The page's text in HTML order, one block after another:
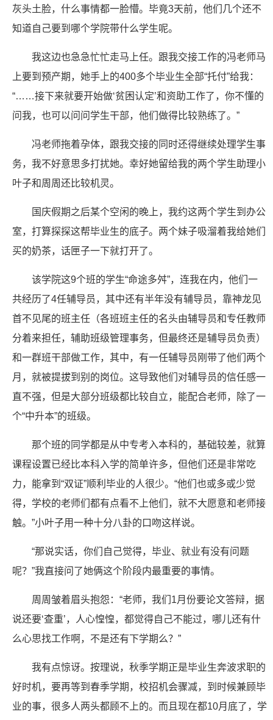
灰头土脸，什么事情都一脸懵。毕竟3天前，他们几个还不
知道自己要到哪个学院带什么学生呢。
我这边也急急忙忙走马上任。跟我交接工作的冯老师马
上要到预产期，她手上的400多个毕业生全部“托付”给我：
“……接下来就要开始做‘贫困认定’和资助工作了，你不懂的
问我，也可以问问学生干部，他们做得比较熟练了。”
冯老师拖着孕体，跟我交接的同时还得继续处理学生事
务，我不好意思多打扰她。幸好她留给我的两个学生助理小
叶子和周周还比较机灵。
国庆假期之后某个空闲的晚上，我约这两个学生到办公
室，打算探探这帮毕业生的底子。两个妹子吸溜着我给她们
买的奶茶，话匣子一下就打开了。
该学院这9个班的学生“命途多舛”，连我在内，他们一
共经历了4任辅导员，其中还有半年没有辅导员，靠神龙见
首不见尾的班主任（各班班主任的名头由辅导员和专任教师
分着来担任，辅助班级管理事务，但最终还是辅导员负责）
和一群班干部做工作，其中，有一任辅导员刚带了他们两个
月，就被提拔到别的岗位。这导致他们对辅导员的信任感一
直不强，但是大部分班级都比较自立，能配合老师，除了一
个“中升本”的班级。
那个班的同学都是从中专考入本科的，基础较差，就算
课程设置已经比本科入学的简单许多，但他们还是非常吃
力，能拿到“双证”顺利毕业的人很少。“他们也或多或少觉
得，学校的老师们都有点看不上他们，就不大愿意和老师接
触。”小叶子用一种十分八卦的口吻这样说。
“那说实话，你们自己觉得，毕业、就业有没有问题
呢？”我直接问了她俩这个阶段内最重要的事情。
周周皱着眉头抱怨：“老师，我们1月份要论文答辩，据
说还要‘查重’，人心惶惶，都觉得自己不能过，哪儿还有什
么心思找工作啊，不是还有下学期么？”
我有点惊讶。按理说，秋季学期正是毕业生奔波求职的
好时机，要再等到春季学期，校招机会骤减，到时候兼顾毕
业的事，很多人两头都顾不上的。而且现在都10月底了，学